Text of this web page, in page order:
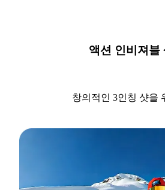
액션 인비져블
창의적인 3인칭 샷을